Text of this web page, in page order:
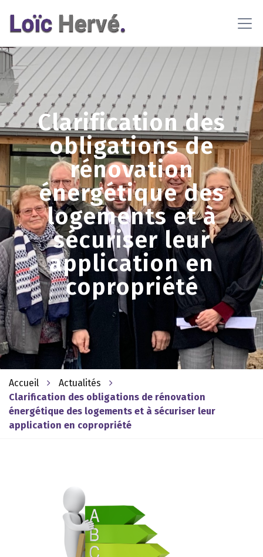
Clarification des
obligations de
rénovation
énergétique des
logements et à
sécuriser leur
application en
copropriété
Accueil
Actualités
Clarification des obligations de rénovation
énergétique des logements et à sécuriser leur
application en copropriété
l'utilisation de cookies pour vous proposer des contenus et
services adaptés